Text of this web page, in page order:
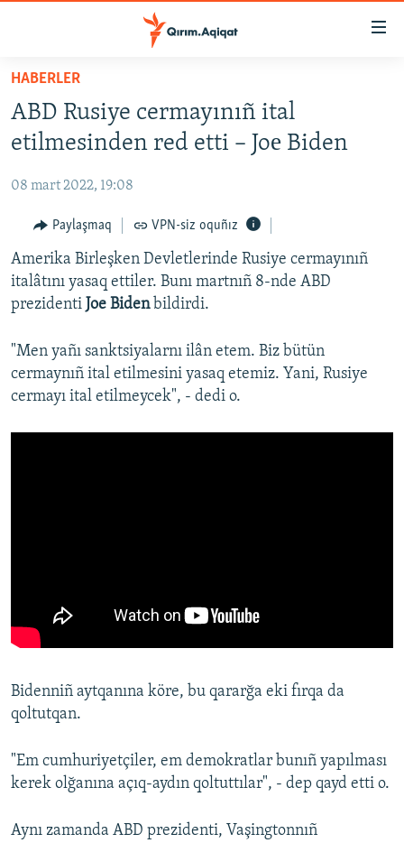
Esas
qaytmaq
Baş
qaytmaq
qaytmaq
SİYASET
CEMİYET
MEDENİYET
İNSAN AQLARI
VİDEO
BLOGLAR
FİKİR
Русский
HABERLER
ABD Rusiye cermayınıñ ital
etilmesinden red etti – Joе Biden
08 mart 2022, 19:08
Paylaşmaq VPN-siz oquñız
Amerika Birleşken Devletlerinde Rusiye cermayınıñ
italâtını yasaq ettiler. Bunı martnıñ 8-nde ABD
prezidenti Joe Bidenbildirdi.
"Men yañı sanktsiyalarnı ilân etem. Biz bütün
cermaynıñ ital etilmesini yasaq etemiz. Yani, Rusiye
cermayı ital etilmeycek", - dedi o.
Bidenniñ aytqanına köre, bu qararğa eki fırqa da
qoltutqan.
"Em cumhuriyetçiler, em demokratlar bunıñ yapılması
kerek olğanına açıq-aydın qoltuttılar", - dep qayd etti o.
Aynı zamanda ABD prezidenti, Vaşingtonnıñ